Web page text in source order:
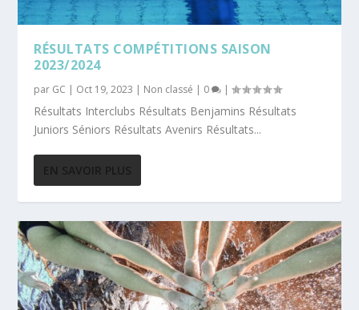
RÉSULTATS COMPÉTITIONS SAISON
2023/2024
par GC | Oct 19, 2023 | Non classé | 0 |
Résultats Interclubs Résultats Benjamins Résultats
Juniors Séniors Résultats Avenirs Résultats...